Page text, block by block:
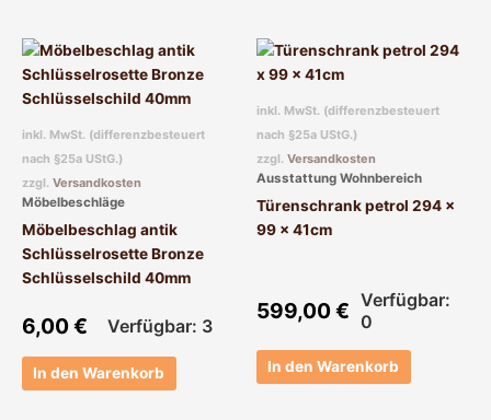
inkl. MwSt. (differenzbesteuert
nach §25a UStG.)
zzgl. Versandkosten
Möbelbeschläge
Möbelbeschlag antik
Schlüsselrosette Bronze
Schlüsselschild 40mm
6,00€ Verfügbar: 3
In den Warenkorb
inkl. MwSt. (differenzbesteuert
nach §25a UStG.)
zzgl. Versandkosten
Ausstattung Wohnbereich
Türenschrank petrol 294 x
99 x 41cm
599,00€ Verfügbar:
0
In den Warenkorb